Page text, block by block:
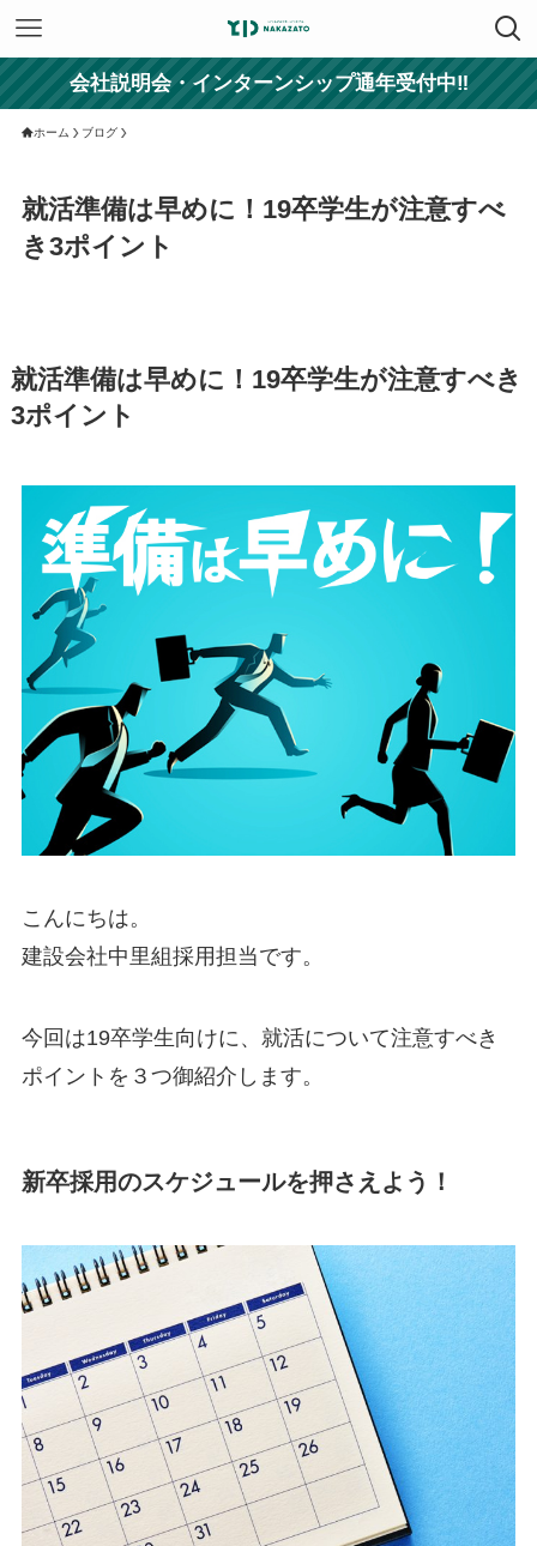
会社説明会・インターンシップ通年受付中‼
ホーム ブログ
就活準備は早めに！19卒学生が注意すべ
き3ポイント
就活準備は早めに！19卒学生が注意すべき
3ポイント
こんにちは。
建設会社中里組採用担当です。
今回は19卒学生向けに、就活について注意すべき
ポイントを３つ御紹介します。
新卒採用のスケジュールを押さえよう！